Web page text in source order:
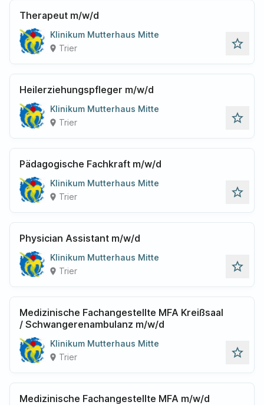
Therapeut m/w/d
Klinikum Mutterhaus Mitte
place Trier star_outline
Heilerziehungspfleger m/w/d
Klinikum Mutterhaus Mitte
place Trier star_outline
Pädagogische Fachkraft m/w/d
Klinikum Mutterhaus Mitte
place Trier star_outline
Physician Assistant m/w/d
Klinikum Mutterhaus Mitte
place Trier star_outline
Medizinische Fachangestellte MFA Kreißsaal
/ Schwangerenambulanz m/w/d
Klinikum Mutterhaus Mitte
place Trier star_outline
Medizinische Fachangestellte MFA m/w/d